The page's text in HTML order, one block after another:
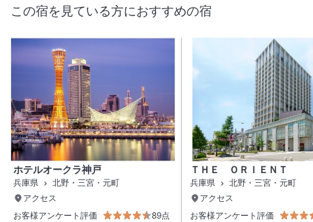
この宿を見ている方におすすめの宿
ホテルオークラ神戸
兵庫県
北野・三宮・元町
アクセス
お客様アンケート評価
89点
ＴＨＥ ＯＲＩＥＮＴ
兵庫県
北野・三宮・元町
アクセス
お客様アンケート評価